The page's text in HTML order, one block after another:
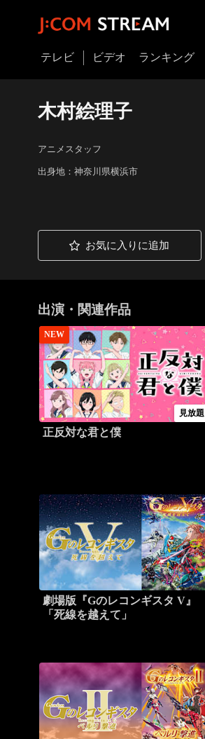
テレビ ビデオ ランキング
木村絵理子
アニメスタッフ
出身地：神奈川県横浜市
お気に入りに追加
出演・関連作品
NEW
見放題
正反対な君と僕
劇場版『Gのレコンギスタ V』
「死線を越えて」